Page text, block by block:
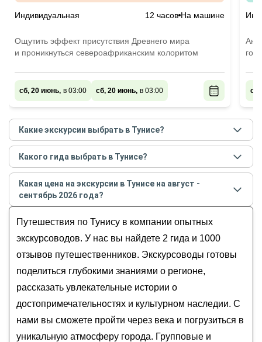
Индивидуальная 12 часов На машине
Ощутить эффект присутствия Древнего мира
и проникнуться североафриканским колоритом
сб, 20 июнь, в 03:00 сб, 20 июнь, в 03:00 сб,
Какие экскурсии выбрать в Тунисе?
Самые популярные экскурсиив Тунисев августе -
сентябре 2026года:
Карфаген — Сиди-Бу-Саид — Тунис
Большое путешествие по Тунису
Сиди-Бу-Саид, Зигван и Такруна: мозаика
тунисского наследия
Трансфер из аэропорта Туниса
Какого гида выбрать в Тунисе?
Лучшие гидыв Тунисепо рейтингу и отзывам в
августе 2026 года:
Юсеф
Алла
Какая цена на экскурсии в Тунисе на август -
сентябрь 2026 года?
2026года от 150 до 440 USD
Путешествия по Тунису в компании опытных
экскурсоводов. У нас вы найдете 2 гида и 1000
отзывов путешественников. Экскурсоводы готовы
поделиться глубокими знаниями о регионе,
рассказать увлекательные истории о
достопримечательностях и культурном наследии. С
нами вы сможете пройти через века и погрузиться в
уникальную атмосферу города. Групповые и